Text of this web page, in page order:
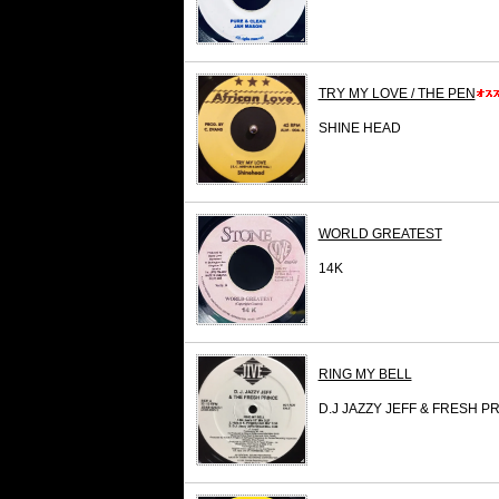
TRY MY LOVE / THE PEN
SHINE HEAD
WORLD GREATEST
14K
RING MY BELL
D.J JAZZY JEFF & FRESH